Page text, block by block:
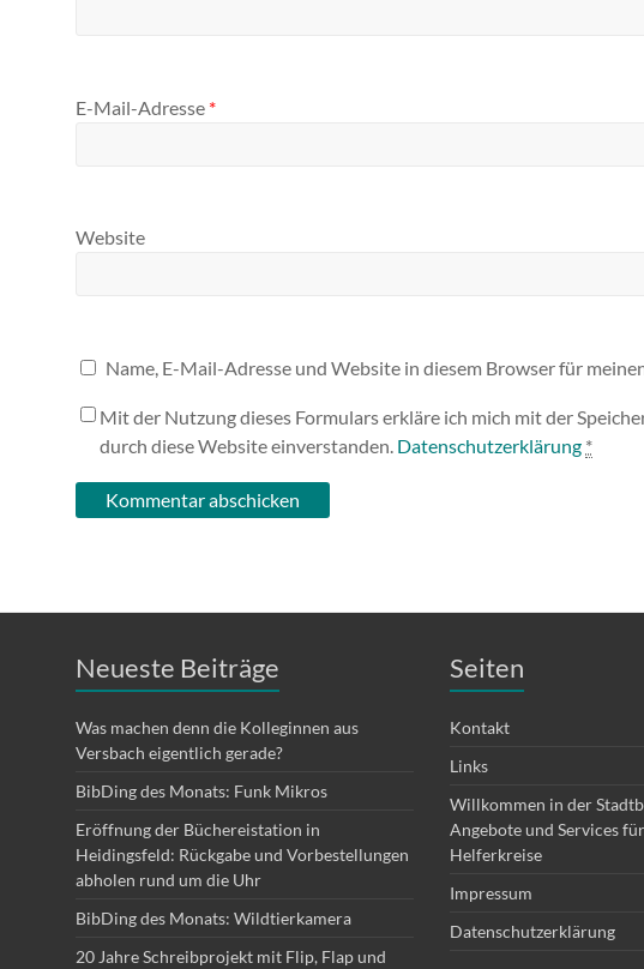
E-Mail-Adresse *
Website
Name, E-Mail-Adresse und Website in diesem Browser für
Mit der Nutzung dieses Formulars erkläre ich mich mit der
durch diese Website einverstanden. Datenschutzerklärung *
Neueste Beiträge
Was machen denn die Kolleginnen aus
Versbach eigentlich gerade?
BibDing des Monats: Funk Mikros
Eröffnung der Büchereistation in
Heidingsfeld: Rückgabe und Vorbestellungen
abholen rund um die Uhr
BibDing des Monats: Wildtierkamera
20 Jahre Schreibprojekt mit Flip, Flap und
Seiten
Kontakt
Links
Willkommen in der
Angebote und Services
Helferkreise
Impressum
Datenschutzerklärung